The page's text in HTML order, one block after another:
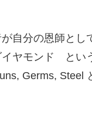
が自分の恩師と
イヤモンド とい
Germs, Steel